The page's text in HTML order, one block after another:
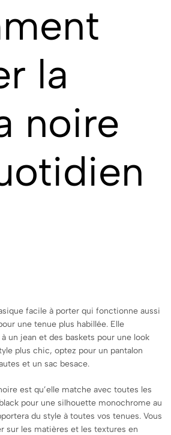
la
noire
facile à porter qui fonctionne aussi
une tenue plus habillée. Elle
un jean et des baskets pour une look
plus chic, optez pour un pantalon
et un sac besace.
est qu’elle matche avec toutes les
pour une silhouette monochrome au
du style à toutes vos tenues. Vous
sur les matières et les textures en